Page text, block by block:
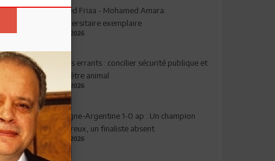
Ahmed Friaa - Mohamed Amara:
l’Universitaire exemplaire
04.08.2026
Chiens errants : concilier sécurité publique et
bien-être animal
17.07.2026
Espagne-Argentine 1-0 ap : Un champion
valeureux, un finaliste absent
19.07.2026